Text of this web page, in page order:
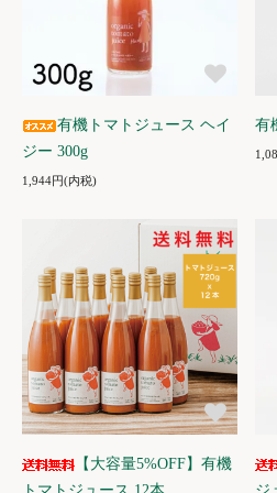
有機トマトジュース ヘイ
ジー 300g
1,944円(内税)
有
【大容量5%OFF】有機